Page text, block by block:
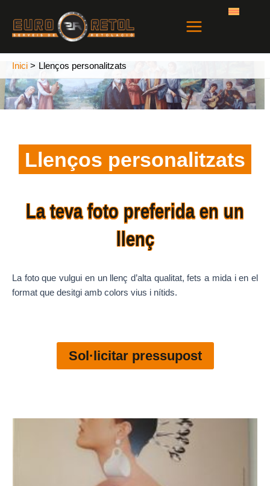
contingut
Menu
Inici Llenços personalitzats
Llenços personalitzats
Llenços personalitzats
La teva foto preferida en un
llenç
La foto que vulgui en un llenç d’alta qualitat, fets a mida i en el
format que desitgi amb colors vius i nítids.
Sol·licitar pressupost